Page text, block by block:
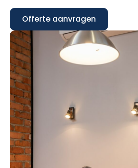
Offerte aanvragen